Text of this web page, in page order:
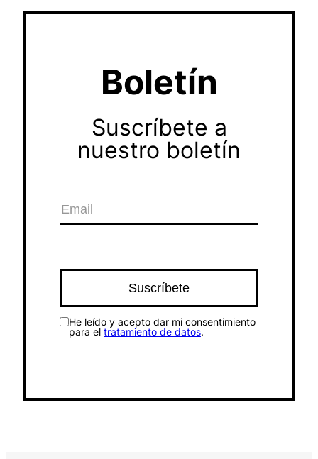
Boletín
Suscríbete a
nuestro boletín
He leído y acepto dar mi consentimiento
para el tratamiento de datos.